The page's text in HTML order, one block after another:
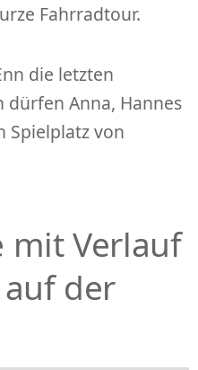
Fahrradtour.
die letzten
dürfen Anna, Hannes
Spielplatz von
mit Verlauf
der